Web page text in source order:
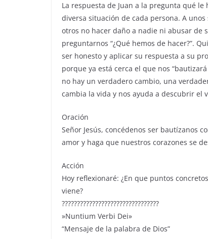
La respuesta de Juan a la pregunta qué
diversa situación de cada persona. A
otros no hacer daño a nadie ni abusar de
preguntarnos “¿Qué hemos de hacer?”.
ser honesto y aplicar su respuesta a su
porque ya está cerca el que nos
no hay un verdadero cambio, una
cambia la vida y nos ayuda a descubrir el
Oración
Señor Jesús, concédenos ser bautízanos
amor y haga que nuestros corazones se
Acción
Hoy reflexionaré: ¿En que puntos
viene?
????????????????????????????????
»Nuntium Verbi Dei»
“Mensaje de la palabra de Dios”